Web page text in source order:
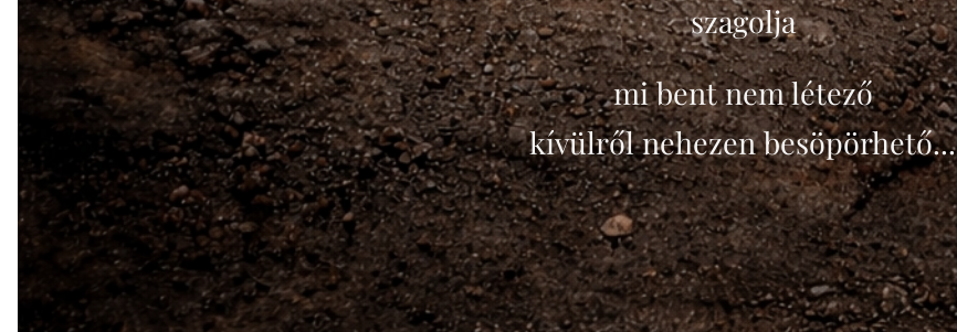
szagolja
mi bent nem létező
kívülről nehezen besöpörhető...